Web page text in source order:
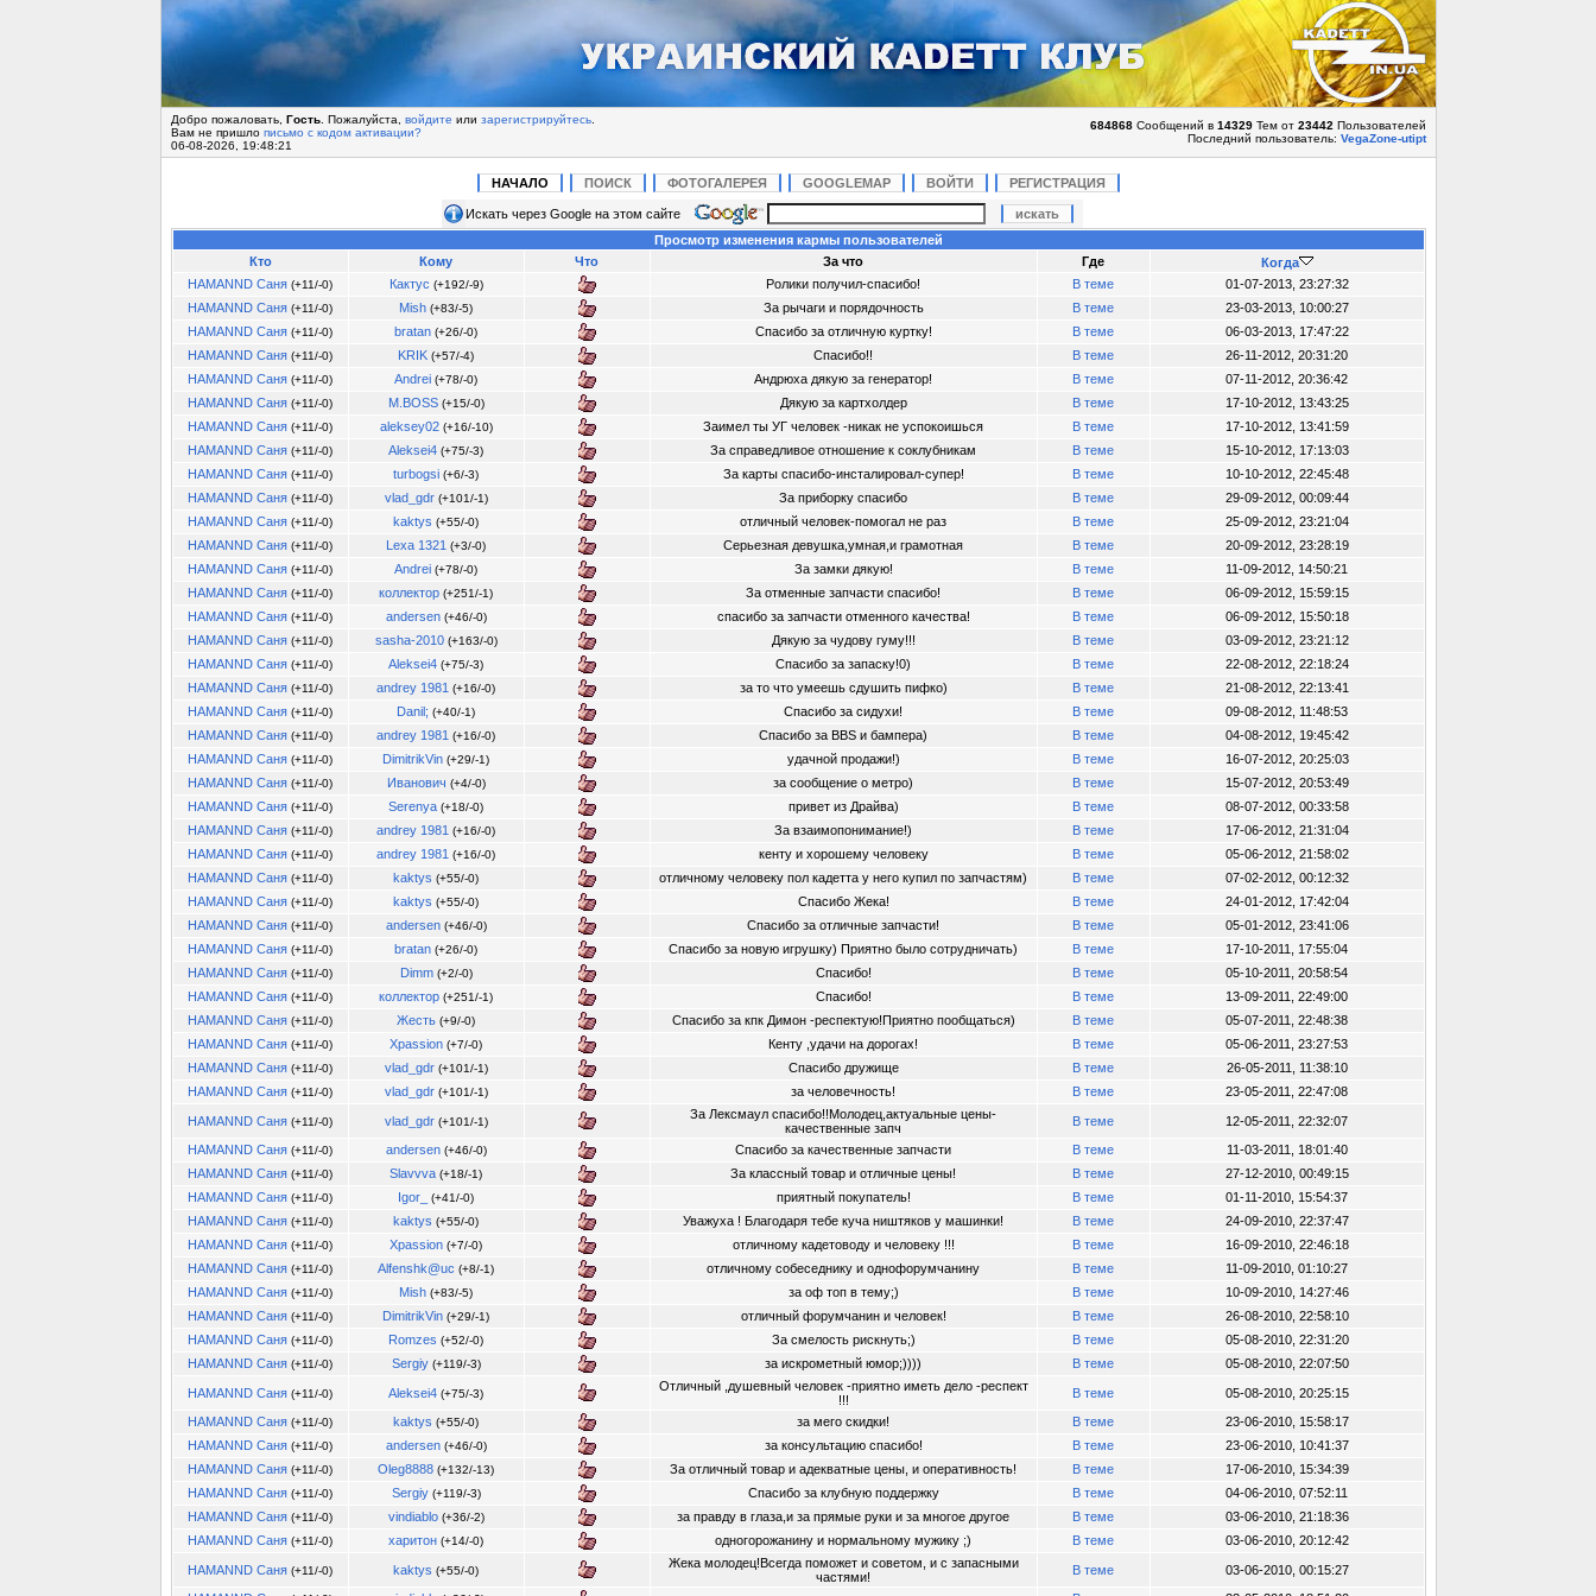
Добро пожаловать, Гость. Пожалуйста, войдите или зарегистрируйтесь.
Вам не пришло письмо с кодом активации?
06-08-2026, 19:48:21
684868Сообщений в 14329Тем от 23442 Пользователей
Последний пользователь: VegaZone-utipt
НАЧАЛО ПОИСК ФОТОГАЛЕРЕЯ GOOGLEMAP ВОЙТИ РЕГИСТРАЦИЯ
Искать через Google на этом сайте
Просмотр изменения кармы пользователей
Кто
Кому Что За что Где
Когда
HAMANND Саня (+11/-0) Кактус (+192/-9) Ролики получил-спасибо! В теме
01-07-2013, 23:27:32
HAMANND Саня (+11/-0) Mish (+83/-5) За рычаги и порядочность В теме
23-03-2013, 10:00:27
HAMANND Саня (+11/-0) bratan (+26/-0) Спасибо за отличную куртку! В теме
06-03-2013, 17:47:22
HAMANND Саня (+11/-0) KRIK (+57/-4) Спасибо!! В теме
26-11-2012, 20:31:20
HAMANND Саня (+11/-0) Andrеi (+78/-0) Андрюха дякую за генератор! В теме
07-11-2012, 20:36:42
HAMANND Саня (+11/-0) M.BOSS (+15/-0) Дякую за картхолдер В теме
17-10-2012, 13:43:25
HAMANND Саня (+11/-0) aleksey02 (+16/-10) Заимел ты УГ человек -никак не успокоишься В теме
17-10-2012, 13:41:59
HAMANND Саня (+11/-0) Aleksei4 (+75/-3) За справедливое отношение к соклубникам В теме
15-10-2012, 17:13:03
HAMANND Саня (+11/-0) turbogsi (+6/-3) За карты спасибо-инсталировал-супер! В теме
10-10-2012, 22:45:48
HAMANND Саня (+11/-0) vlad_gdr (+101/-1) За приборку спасибо В теме
29-09-2012, 00:09:44
HAMANND Саня (+11/-0) kaktys (+55/-0) отличный человек-помогал не раз В теме
25-09-2012, 23:21:04
HAMANND Саня (+11/-0) Lexa 1321 (+3/-0) Серьезная девушка,умная,и грамотная В теме
20-09-2012, 23:28:19
HAMANND Саня (+11/-0) Andrеi (+78/-0) За замки дякую! В теме
11-09-2012, 14:50:21
HAMANND Саня (+11/-0) коллектор (+251/-1) За отменные запчасти спасибо! В теме
06-09-2012, 15:59:15
HAMANND Саня (+11/-0) andersen (+46/-0) спасибо за запчасти отменного качества! В теме
06-09-2012, 15:50:18
HAMANND Саня (+11/-0) sasha-2010 (+163/-0) Дякую за чудову гуму!!! В теме
03-09-2012, 23:21:12
HAMANND Саня (+11/-0) Aleksei4 (+75/-3) Спасибо за запаску!0) В теме
22-08-2012, 22:18:24
HAMANND Саня (+11/-0) andrey 1981 (+16/-0) за то что умеешь сдушить пифко) В теме
21-08-2012, 22:13:41
HAMANND Саня (+11/-0) Danil; (+40/-1) Спасибо за сидухи! В теме
09-08-2012, 11:48:53
HAMANND Саня (+11/-0) andrey 1981 (+16/-0) Спасибо за BBS и бампера) В теме
04-08-2012, 19:45:42
HAMANND Саня (+11/-0) DimitrikVin (+29/-1) удачной продажи!) В теме
16-07-2012, 20:25:03
HAMANND Саня (+11/-0) Иванович (+4/-0) за сообщение о метро) В теме
15-07-2012, 20:53:49
HAMANND Саня (+11/-0) Serenya (+18/-0) привет из Драйва) В теме
08-07-2012, 00:33:58
HAMANND Саня (+11/-0) andrey 1981 (+16/-0) За взаимопонимание!) В теме
17-06-2012, 21:31:04
HAMANND Саня (+11/-0) andrey 1981 (+16/-0) кенту и хорошему человеку В теме
05-06-2012, 21:58:02
HAMANND Саня (+11/-0) kaktys (+55/-0) отличному человеку пол кадетта у него купил по запчастям) В теме
07-02-2012, 00:12:32
HAMANND Саня (+11/-0) kaktys (+55/-0) Спасибо Жека! В теме
24-01-2012, 17:42:04
HAMANND Саня (+11/-0) andersen (+46/-0) Спасибо за отличные запчасти! В теме
05-01-2012, 23:41:06
HAMANND Саня (+11/-0) bratan (+26/-0) Спасибо за новую игрушку) Приятно было сотрудничать) В теме
17-10-2011, 17:55:04
HAMANND Саня (+11/-0) Dimm (+2/-0) Спасибо! В теме
05-10-2011, 20:58:54
HAMANND Саня (+11/-0) коллектор (+251/-1) Спасибо! В теме
13-09-2011, 22:49:00
HAMANND Саня (+11/-0) Жесть (+9/-0) Спасибо за кпк Димон -респектую!Приятно пообщаться) В теме
05-07-2011, 22:48:38
HAMANND Саня (+11/-0) Xpassion (+7/-0) Кенту ,удачи на дорогах! В теме
05-06-2011, 23:27:53
HAMANND Саня (+11/-0) vlad_gdr (+101/-1) Спасибо дружище В теме
26-05-2011, 11:38:10
HAMANND Саня (+11/-0) vlad_gdr (+101/-1) за человечность! В теме 23-05-2011, 22:47:08
HAMANND Саня (+11/-0) vlad_gdr (+101/-1)
За Лексмаул спасибо!!Молодец,актуальные цены-
качественные запч
В теме
12-05-2011, 22:32:07
HAMANND Саня (+11/-0) andersen (+46/-0) Спасибо за качественные запчасти В теме
11-03-2011, 18:01:40
HAMANND Саня (+11/-0) Slavvva (+18/-1) За классный товар и отличные цены! В теме
27-12-2010, 00:49:15
HAMANND Саня (+11/-0) Igor_ (+41/-0) приятный покупатель! В теме
01-11-2010, 15:54:37
HAMANND Саня (+11/-0) kaktys (+55/-0) Уважуха ! Благодаря тебе куча ништяков у машинки! В теме
24-09-2010, 22:37:47
HAMANND Саня (+11/-0) Xpassion (+7/-0) отличному кадетоводу и человеку !!! В теме
16-09-2010, 22:46:18
HAMANND Саня (+11/-0) Alfenshk@uc (+8/-1) отличному собеседнику и однофорумчанину В теме
11-09-2010, 01:10:27
HAMANND Саня (+11/-0) Mish (+83/-5) за оф топ в тему;) В теме
10-09-2010, 14:27:46
HAMANND Саня (+11/-0) DimitrikVin (+29/-1) отличный форумчанин и человек! В теме
26-08-2010, 22:58:10
HAMANND Саня (+11/-0) Romzes (+52/-0) За смелость рискнуть;) В теме
05-08-2010, 22:31:20
HAMANND Саня (+11/-0) Sergiy (+119/-3) за искрометный юмор;)))) В теме 05-08-2010, 22:07:50
HAMANND Саня (+11/-0) Aleksei4 (+75/-3)
Отличный ,душевный человек -приятно иметь дело -респект
!!!
В теме
05-08-2010, 20:25:15
HAMANND Саня (+11/-0) kaktys (+55/-0) за мего скидки! В теме
23-06-2010, 15:58:17
HAMANND Саня (+11/-0) andersen (+46/-0) за консультацию спасибо! В теме
23-06-2010, 10:41:37
HAMANND Саня (+11/-0) Oleg8888 (+132/-13) За отличный товар и адекватные цены, и оперативность! В теме
17-06-2010, 15:34:39
HAMANND Саня (+11/-0) Sergiy (+119/-3) Спасибо за клубную поддержку В теме
04-06-2010, 07:52:11
HAMANND Саня (+11/-0) vindiablo (+36/-2) за правду в глаза,и за прямые руки и за многое другое В теме
03-06-2010, 21:18:36
HAMANND Саня (+11/-0) харитон (+14/-0) одногорожанину и нормальному мужику ;) В теме 03-06-2010, 20:12:42
HAMANND Саня (+11/-0) kaktys (+55/-0)
Жека молодец!Всегда поможет и советом, и с запасными
частями!
В теме
03-06-2010, 00:15:27